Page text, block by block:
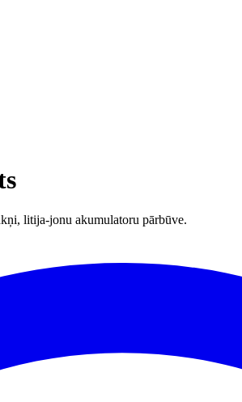
litija-jonu akumulatoru pārbūve.